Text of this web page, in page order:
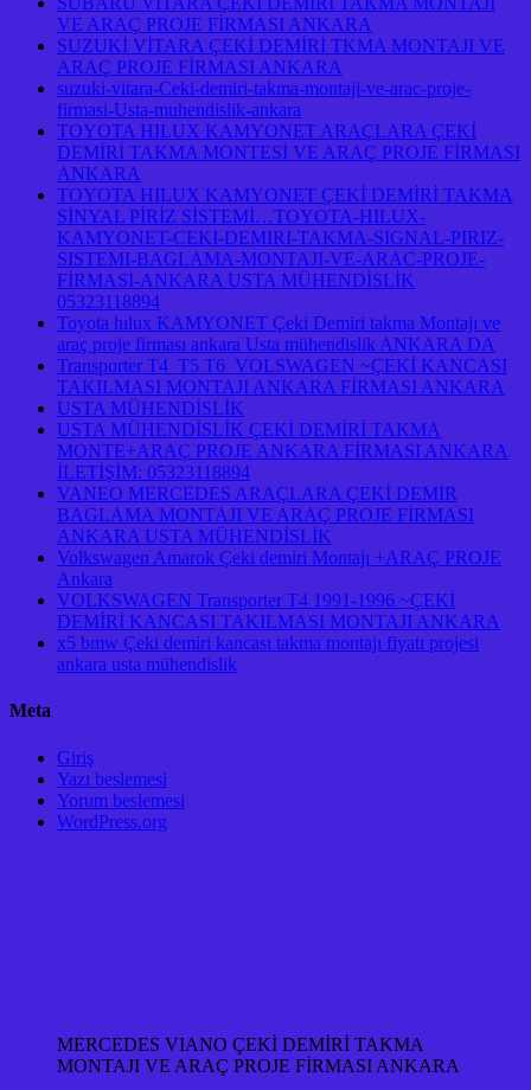
VE ARAÇ PROJE FİRMASI ANKARA
SUZUKİ VİTARA ÇEKİ DEMİRİ TKMA MONTAJI VE
ARAÇ PROJE FİRMASI ANKARA
suzuki-vitara-Ceki-demiri-takma-montaji-ve-arac-proje-
firmasi-Usta-muhendislik-ankara
TOYOTA HILUX KAMYONET ARAÇLARA ÇEKİ
DEMİRİ TAKMA MONTESİ VE ARAÇ PROJE FİRMASI
ANKARA
TOYOTA HILUX KAMYONET ÇEKİ DEMİRİ TAKMA
SİNYAL PİRİZ SİSTEMİ…TOYOTA-HILUX-
KAMYONET-CEKI-DEMIRI-TAKMA-SIGNAL-PIRIZ-
SISTEMI-BAGLAMA-MONTAJI-VE-ARAC-PROJE-
FİRMASI-ANKARA USTA MÜHENDİSLİK
05323118894
Toyota hılux KAMYONET Çeki Demiri takma Montajı ve
araç proje firması ankara Usta mühendislik ANKARA DA
Transporter T4 T5 T6 VOLSWAGEN ~ÇEKİ KANCASI
TAKILMASI MONTAJI ANKARA FİRMASI ANKARA
USTA MÜHENDİSLİK
USTA MÜHENDİSLİK ÇEKİ DEMİRİ TAKMA
MONTE+ARAÇ PROJE ANKARA FİRMASI ANKARA
İLETİŞİM: 05323118894
VANEO MERCEDES ARAÇLARA ÇEKİ DEMİR
BAGLAMA MONTAJI VE ARAÇ PROJE FİRMASI
ANKARA USTA MÜHENDİSLİK
Volkswagen Amarok Çeki demiri Montajı +ARAÇ PROJE
Ankara
VOLKSWAGEN Transporter T4 1991-1996 ~ÇEKİ
DEMİRİ KANCASI TAKILMASI MONTAJI ANKARA
x5 bmw Çeki demiri kancası takma montajı fiyatı projesi
ankara usta mühendislik
Meta
Giriş
Yazı beslemesi
Yorum beslemesi
WordPress.org
MERCEDES VIANO ÇEKİ DEMİRİ TAKMA
MONTAJI VE ARAÇ PROJE FİRMASI ANKARA